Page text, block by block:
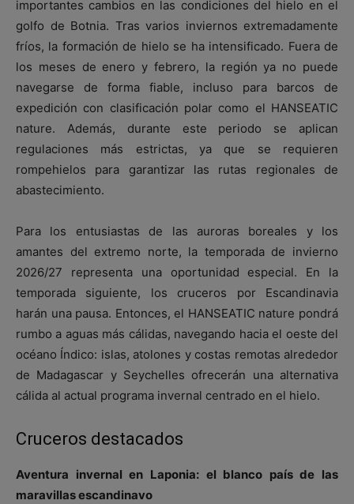
importantes cambios en las condiciones del hielo en el
golfo de Botnia. Tras varios inviernos extremadamente
fríos, la formación de hielo se ha intensificado. Fuera de
los meses de enero y febrero, la región ya no puede
navegarse de forma fiable, incluso para barcos de
expedición con clasificación polar como el HANSEATIC
nature. Además, durante este periodo se aplican
regulaciones más estrictas, ya que se requieren
rompehielos para garantizar las rutas regionales de
abastecimiento.
Para los entusiastas de las auroras boreales y los
amantes del extremo norte, la temporada de invierno
2026/27 representa una oportunidad especial. En la
temporada siguiente, los cruceros por Escandinavia
harán una pausa. Entonces, el HANSEATIC nature pondrá
rumbo a aguas más cálidas, navegando hacia el oeste del
océano Índico: islas, atolones y costas remotas alrededor
de Madagascar y Seychelles ofrecerán una alternativa
cálida al actual programa invernal centrado en el hielo.
Cruceros destacados
Aventura invernal en Laponia: el blanco país de las
maravillas escandinavo